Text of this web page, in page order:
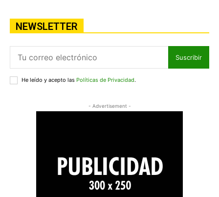
NEWSLETTER
Suscribir
He leído y acepto las Políticas de Privacidad.
- Advertisement -